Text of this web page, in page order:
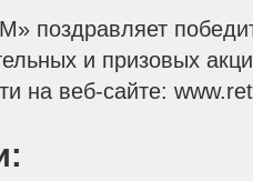
поздравляет
и призовых
на веб-сайте: